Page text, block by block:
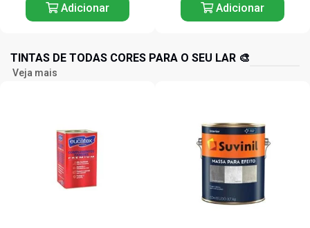
Adicionar Adicionar
TINTAS DE TODAS CORES PARA O SEU LAR 🎨
Veja mais